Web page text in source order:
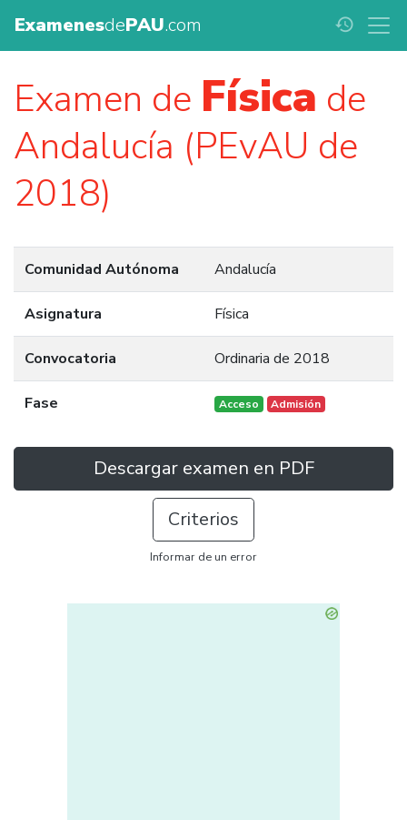
ExamenesdePAU.com history
Examen de Física de
Andalucía (PEvAU de
2018)
Comunidad Autónoma Andalucía
Asignatura Física
Convocatoria Ordinaria de 2018
Fase Acceso Admisión
Descargar examen en PDF
Criterios
Informar de un error